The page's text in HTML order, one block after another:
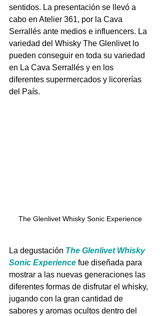
sentidos. La presentación se llevó a
cabo en Atelier 361, por la Cava
Serrallés ante medios e influencers. La
variedad del Whisky The Glenlivet lo
pueden conseguir en toda su variedad
en La Cava Serrallés y en los
diferentes supermercados y licorerías
del País.
The Glenlivet Whisky Sonic Experience
La degustación The Glenlivet Whisky
Sonic Experience fue diseñada para
mostrar a las nuevas generaciones las
diferentes formas de disfrutar el whisky,
jugando con la gran cantidad de
sabores y aromas ocultos dentro del